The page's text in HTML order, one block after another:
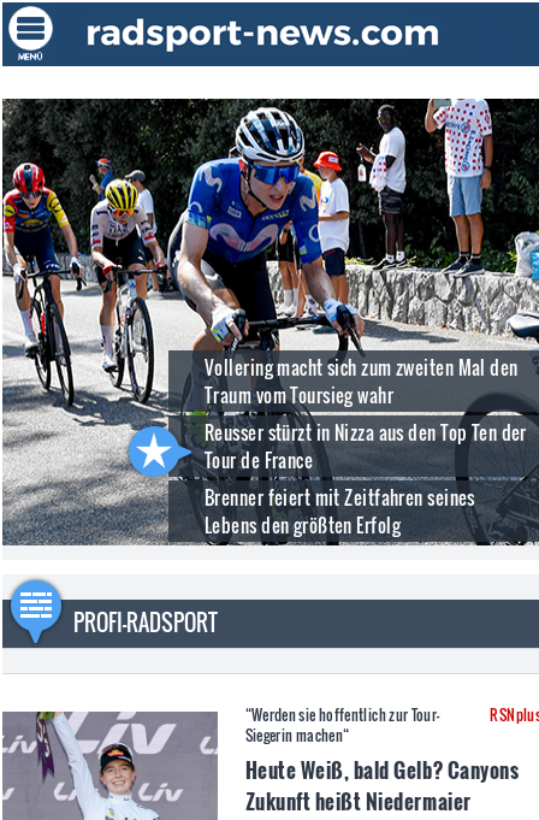
Vollering macht sich zum zweiten Mal den
Traum vom Toursieg wahr
Reusser stürzt in Nizza aus den Top Ten der
Tour de France
Brenner feiert mit Zeitfahren seines
Lebens den größten Erfolg
PROFI-RADSPORT
“Werden sie hoffentlich zur Tour-
Siegerin machen“
Heute Weiß, bald Gelb? Canyons
Zukunft heißt Niedermaier